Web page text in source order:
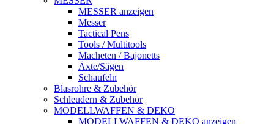
MESSER anzeigen
Messer
Tactical Pens
Tools / Multitools
Macheten / Bajonetts
Äxte/Sägen
Schaufeln
Blasrohre & Zubehör
Schleudern & Zubehör
MODELLWAFFEN & DEKO
MODELLWAFFEN & DEKO anzeigen